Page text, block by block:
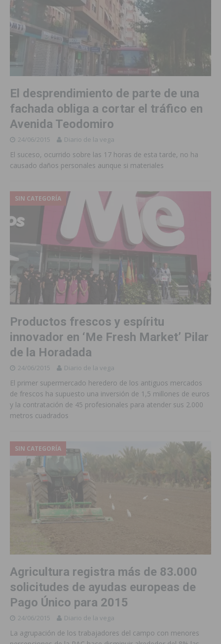
El desprendimiento de parte de una
fachada obliga a cortar el tráfico en
Avenida Teodomiro
24/06/2015 Diario de la vega
El suceso, ocurrido sobre las 17 horas de esta tarde, no ha
causado daños personales aunque si materiales
SIN CATEGORÍA
Productos frescos y espíritu
innovador en ‘Me Fresh Market’ Pilar
de la Horadada
24/06/2015 Diario de la vega
El primer supermercado heredero de los antiguos mercados
de frescos ha supuesto una inversión de 1,5 millones de euros
y la contratación de 45 profesionales para atender sus 2.000
metros cuadrados
SIN CATEGORÍA
Agricultura registra más de 83.000
solicitudes de ayudas europeas de
Pago Único para 2015
24/06/2015 Diario de la vega
La agrupación de los trabajadores del campo con menores